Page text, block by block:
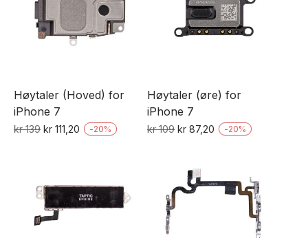
varianter.
Alternativene
på
Høytaler (Hoved) for
iPhone 7
kr139 Opprinnelig
kr 111,20 Nåværende
-20%
Høytaler (øre) for
iPhone 7
kr109 Opprinnelig
kr 109.
kr 87,20 Nåværende
kr 87,20.
-20%